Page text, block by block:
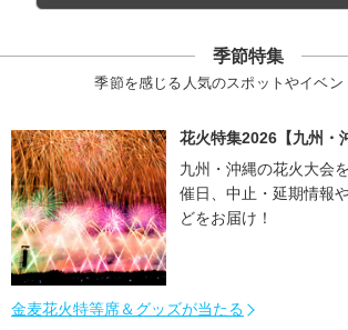
季節特集
季節を感じる人気のスポットやイベン
花火特集2026【九州・
九州・沖縄の花火大会
催日、中止・延期情報
どをお届け！
金麦花火特等席＆グッズが当たる